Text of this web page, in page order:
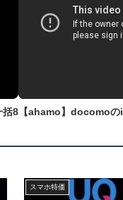
括8 【ahamo】docomo
スマホ特価